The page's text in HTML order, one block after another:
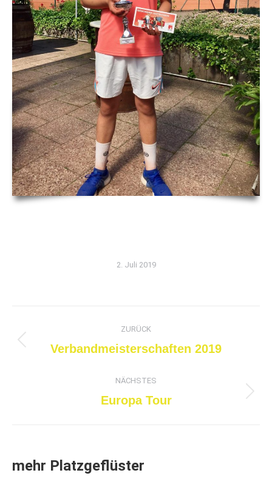
2. Juli 2019
ZURÜCK
Vorheriger
Verbandmeisterschaften 2019
NÄCHSTES
Nächster
Europa Tour
mehr Platzgeflüster